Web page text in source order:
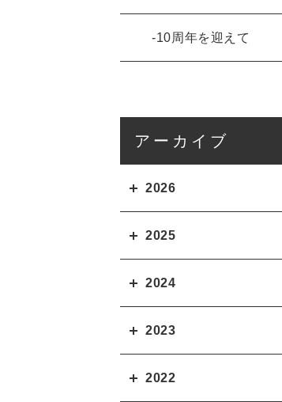
10周年を迎えて
アーカイブ
2026
2025
2024
2023
2022